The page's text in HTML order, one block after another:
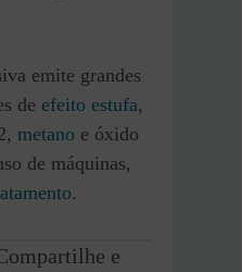
emite grandes
de efeito estufa,
metano e óxido
de máquinas,
.
e